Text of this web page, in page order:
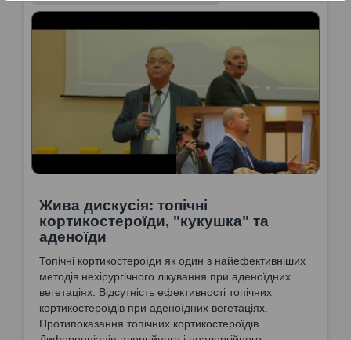
Жива дискусія: топічні
кортикостероїди, "кукушка" та
аденоїди
Топічні кортикостероїди як один з найефективніших
методів нехірургічного лікування при аденоїдних
вегетаціях. Відсутність ефективності топічних
кортикостероїдів при аденоїдних вегетаціях.
Протипоказання топічних кортикостероїдів.